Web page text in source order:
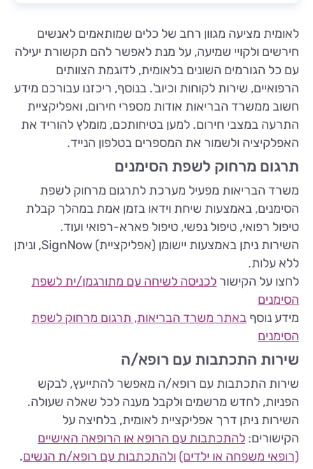
לאומית מציעה מגוון רחב של כלים שמותאמים לאנשים
חירשים ולקויי שמיעה, על מנת לאפשר להם תקשורת יעילה
עם כל הגורמים השונים בלאומית, לדוגמת הצוותים
הרפואיים, שירות לקוחות וכיוב'. בנוסף, ריכזנו עבורכם מידע
חשוב ממשרד הבריאות אודות מספרי חירום, ואפליקציית
התרעה במצבי חירום. למען בטיחותכם, מומלץ להוריד את
האפלקיציה ולשמור את המספרים בטלפון הנייד.
תרגום מרחוק לשפת הסימנים
משרד הבריאות מפעיל מערכת לתרגום מרחוק לשפת
הסימנים, באמצעות שיחת וידאו בזמן אמת במהלך קבלת
טיפול רפואי, טיפול נפשי, טיפול פארא-רפואי ועוד.
השירות ניתן באמצעות יישומן (אפליקציית) SignNow, וניתן
ללא עלות.
לחצו על הקישור לכניסה לשיחה עם מתורגמן/ית לשפת
הסימנים
מידע נוסף באתר משרד הבריאות, תרגום מרחוק לשפת
הסימנים
שירות התכתבות עם רופא/ה
שירות התכתבות עם רופא/ה מאפשר להתייעץ, לבקש
הפניות, לחדש מרשמים ולקבל מענה לכל שאלה שעולה.
השירות ניתן דרך אפליקציית לאומית, בלחיצה על
הקישורים: להתכתבות עם הרופא או הרופאה האישיים
(רופאי משפחה או ילדים) ולהתכתבות עם רופא/ת הנשים.